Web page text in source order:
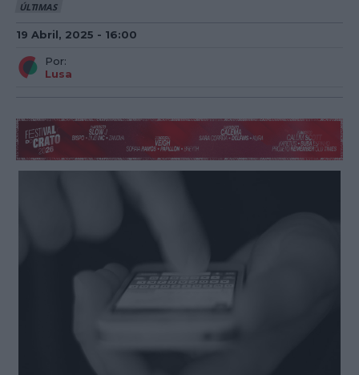
ÚLTIMAS
19 Abril, 2025 - 16:00
Por:
Lusa